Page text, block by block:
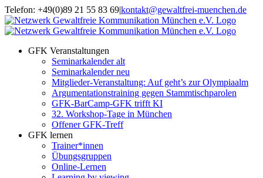
Zum
Inhalt
springen
Telefon: +49(0)89 21 55 83 69|kontakt@gewaltfrei-muenchen.de
Einloggen
Seminarkalender
Infos
zum
GFK Veranstaltungen
Seminarkalender alt
Seminarkalender neu
Mitglieder-Veranstaltung: Auf geht’s zur Olympiaalm
Argumentationstraining gegen Stammtischparolen
GFK-BarCamp-GFK trifft KI
32. Workshop-Tage in München
Offener GFK-Treff
GFK lernen
Trainer*innen
Übungsgruppen
Online-Lernen